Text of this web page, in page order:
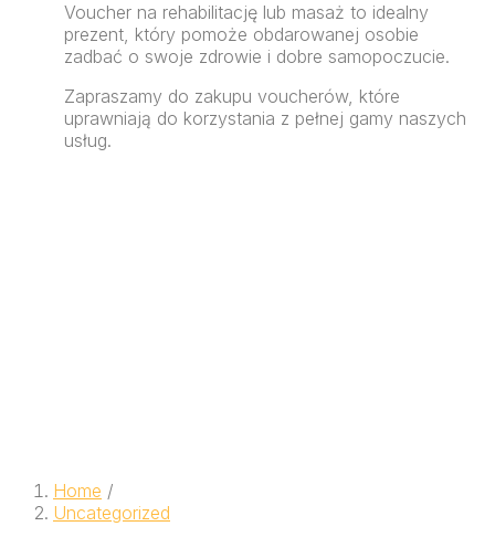
Voucher na rehabilitację lub masaż to idealny
prezent, który pomoże obdarowanej osobie
zadbać o swoje zdrowie i dobre samopoczucie.
Zapraszamy do zakupu voucherów, które
uprawniają do korzystania z pełnej gamy naszych
usług.
Home /
Uncategorized